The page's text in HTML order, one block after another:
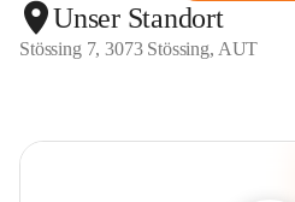
Unser Standort
Stössing 7, 3073 Stössing, AUT